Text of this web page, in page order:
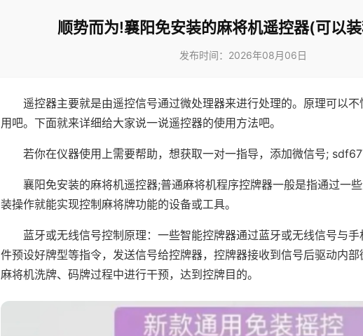
顺势而为!襄阳免安装的麻将机遥控器(可以
发布时间：2026年08月06日
遥控器主要就是由遥控信号通过微处理器来进行处理的。原理可以
用吧。下面就来详细给大家说一说遥控器的使用方法吧。
若你在仪器使用上需要帮助，想获取一对一指导，添加微信号;
襄阳免安装的麻将机遥控器;普通麻将机程序控牌器一般是指通过一
装操作就能实现控制麻将牌功能的设备或工具。
蓝牙或无线信号控制原理：一些智能控牌器通过蓝牙或无线信号与
件预设好牌型等指令，发送信号给控牌器，控牌器接收到信号后驱动内
麻将机洗牌、码牌过程中进行干预，达到控牌目的。